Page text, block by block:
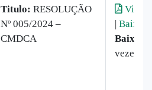
Titulo: RESOLUÇÃO
Nº 005/2024 –
CMDCA
| Baixar
vezes